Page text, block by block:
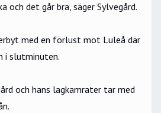
och det går bra, säger Sylvegård.
med en förlust mot Luleå där
i slutminuten.
och hans lagkamrater tar med